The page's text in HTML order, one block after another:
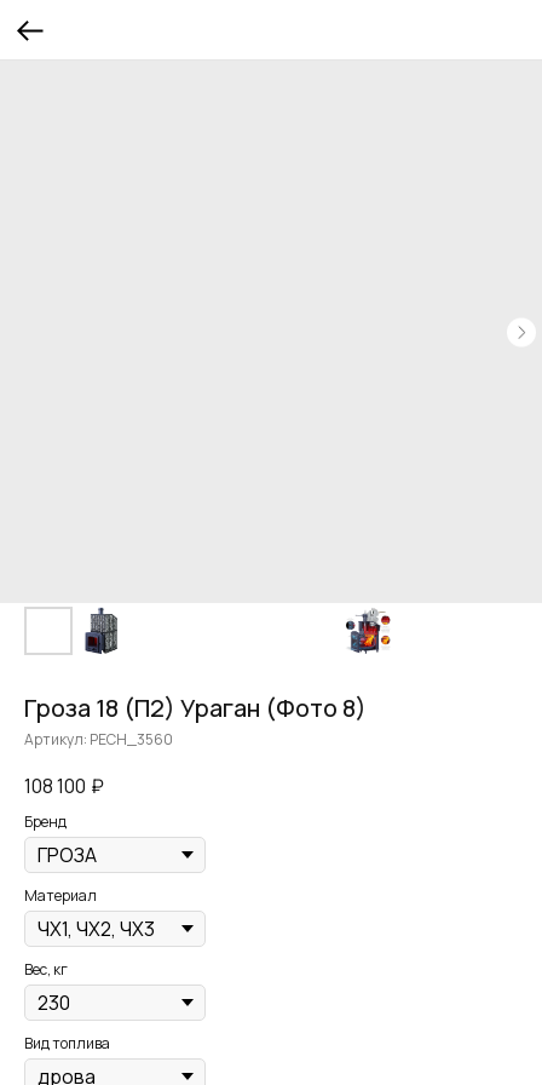
Гроза 18 (П2) Ураган (Фото 8)
Артикул: PECH_3560
108 100 ₽
Бренд
Материал
Вес, кг
Вид топлива